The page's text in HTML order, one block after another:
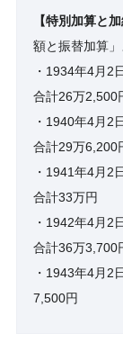
【特別加算と
額と振替加算」
・1934年4月2
合計26万2,500
・1940年4月2
合計29万6,200
・1941年4月2
合計33万円
・1942年4月2
合計36万3,700
・1943年4月
7,500円